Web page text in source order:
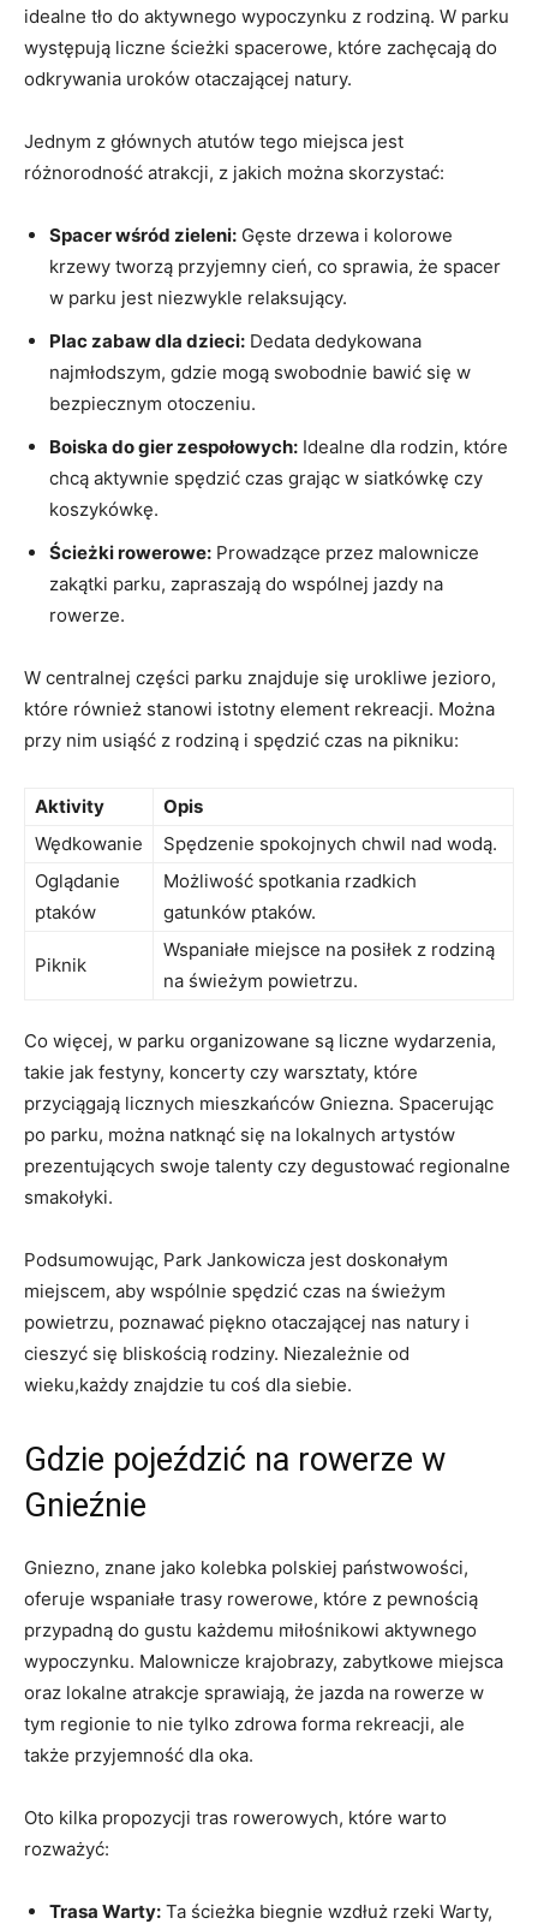
idealne⁣ tło ​do aktywnego wypoczynku⁣ z rodziną. W⁣ parku⁢
występują⁣ liczne ⁢ścieżki spacerowe, które zachęcają⁣ do
odkrywania uroków otaczającej natury.
Jednym⁣ z głównych atutów ‍tego miejsca⁤ jest
różnorodność atrakcji, z jakich można skorzystać:
Spacer wśród zieleni: Gęste drzewa i kolorowe
krzewy tworzą przyjemny cień, co ⁤sprawia, że spacer
⁣w parku jest niezwykle relaksujący.
Plac zabaw dla dzieci: Dedata dedykowana
najmłodszym, gdzie mogą swobodnie⁣ bawić się ⁢w
bezpiecznym otoczeniu.
Boiska do⁣ gier zespołowych: Idealne dla rodzin,⁢ które
chcą⁤ aktywnie‌ spędzić czas grając w⁣ siatkówkę czy
koszykówkę.
Ścieżki rowerowe: Prowadzące przez malownicze
zakątki parku, zapraszają⁣ do wspólnej jazdy ⁤na⁣
rowerze.
W centralnej części parku znajduje⁤ się⁤ urokliwe ‌jezioro,
które ⁣również stanowi istotny element ‍rekreacji. Można
przy nim usiąść z rodziną ⁣i spędzić czas na pikniku:
Aktivity
Opis
Wędkowanie
Spędzenie spokojnych chwil nad wodą.
Oglądanie‍
ptaków
Możliwość spotkania rzadkich
gatunków ptaków.
Piknik
Wspaniałe miejsce na⁣ posiłek z rodziną
na świeżym powietrzu.
Co więcej, w parku‍ organizowane są liczne wydarzenia,⁤
takie jak ⁣festyny, koncerty czy warsztaty,⁢ które⁢
przyciągają licznych mieszkańców Gniezna. Spacerując⁤
po​ parku,⁣ można natknąć się⁤ na⁤ lokalnych artystów
⁢prezentujących swoje talenty​ czy⁤ degustować regionalne
smakołyki.
Podsumowując, Park⁤ Jankowicza jest ⁢doskonałym⁢
miejscem, ⁢aby⁢ wspólnie spędzić czas na świeżym
powietrzu, poznawać piękno otaczającej nas​ natury i ​
cieszyć się ‍bliskością‌ rodziny. Niezależnie od
‍wieku,każdy⁣ znajdzie⁢ tu coś ⁣dla siebie.
Gdzie pojeździć na ⁤rowerze ⁣w
Gnieźnie
Gniezno, znane jako ⁢kolebka polskiej⁤ państwowości,⁣
oferuje wspaniałe trasy rowerowe, które z pewnością
przypadną do gustu ‍każdemu miłośnikowi aktywnego
wypoczynku.‍ Malownicze krajobrazy, zabytkowe miejsca
oraz lokalne atrakcje sprawiają, że jazda na rowerze⁢ w‍
tym ‍regionie to ⁣nie ‌tylko zdrowa forma ‌rekreacji, ale
także przyjemność dla oka.
Oto ⁤kilka propozycji tras rowerowych, które warto
rozważyć:
Trasa Warty: Ta ścieżka⁣ biegnie wzdłuż rzeki Warty,